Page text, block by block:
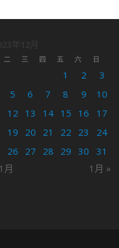
二 三 四 五 六 日
月 1月 »
1 2
3
5 6 7 8 9
10
12 13 14 15 16
17
19 20 21 22 23
24
26 27 28 29 30 31